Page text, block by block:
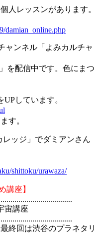
人レッスンがあります。
damian_online.php
ャンネル「よみカルチャ
を配信中です。色にまつ
しています。
す。
ッジ」でダミアンさん
shittoku/urawaza/
講座】
宙講座
終回は渋谷のプラネタリ